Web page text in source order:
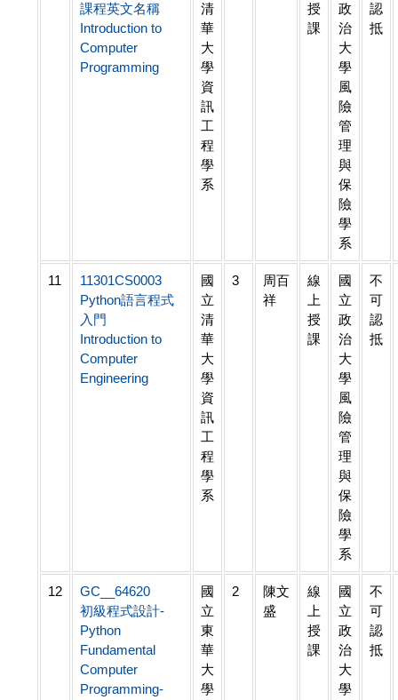
課程英文名稱
Introduction to
Computer
Programming
清
華
大
學
資
訊
工
程
學
系
授
課
政
治
大
學
風
險
管
理
與
保
險
學
系
認
抵
11
11301CS0003
Python語言程式
入門
Introduction to
Computer
Engineering
國
立
清
華
大
學
資
訊
工
程
學
系
3
周百
祥
線
上
授
課
國
立
政
治
大
學
風
險
管
理
與
保
險
學
系
不
可
認
抵
12
GC__64620
初級程式設計-
Python
Fundamental
Computer
Programming-
國
立
東
華
大
學
2
陳文
盛
線
上
授
課
國
立
政
治
大
學
不
可
認
抵